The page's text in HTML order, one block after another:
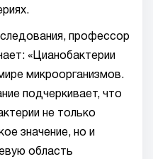
профессор
«Цианобактерии
микроорганизмов.
подчеркивает, что
не только
значение, но и
область